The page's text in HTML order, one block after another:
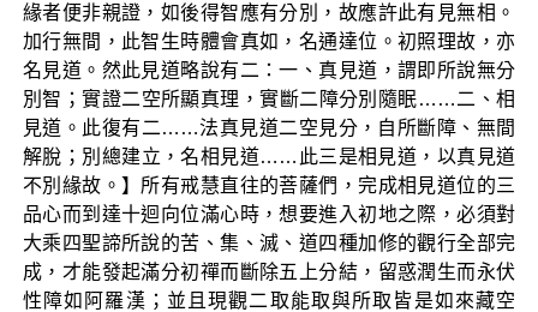
緣者便非親證，如後得智應有分別，故應許此有見無相。
加行無間，此智生時體會真如，名通達位。初照理故，亦
名見道。然此見道略說有二：一、真見道，謂即所說無分
別智；實證二空所顯真理，實斷二障分別隨眠……二、相
見道。此復有二……法真見道二空見分，自所斷障、無間
解脫；別總建立，名相見道……此三是相見道，以真見道
不別緣故。】所有戒慧直往的菩薩們，完成相見道位的三
品心而到達十迴向位滿心時，想要進入初地之際，必須對
大乘四聖諦所說的苦、集、滅、道四種加修的觀行全部完
成，才能發起滿分初禪而斷除五上分結，留惑潤生而永伏
性障如阿羅漢；並且現觀二取能取與所取皆是如來藏空